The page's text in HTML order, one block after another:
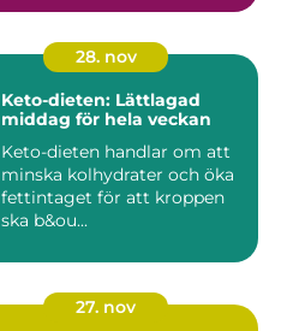
28. nov
Keto-dieten: Lättlagad
middag för hela veckan
Keto-dieten handlar om att
minska kolhydrater och öka
fettintaget för att kroppen
ska b&ou...
27. nov